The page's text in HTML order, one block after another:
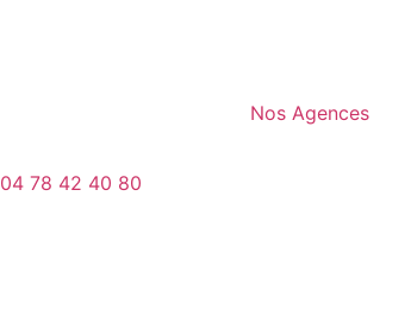
Nos Agences
04 78 42 40 80